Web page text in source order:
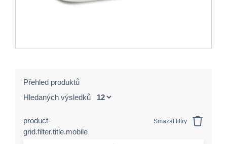
Přehled produktů
Hledaných výsledků
product-
grid.filter.title.mobile
Smazat filtry